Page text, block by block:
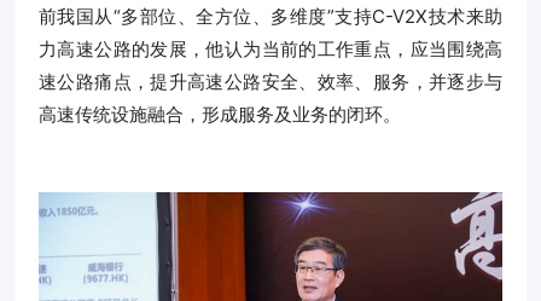
前我国从“多部位、全方位、多维度”支持C-V2X技术来助
力高速公路的发展，他认为当前的工作重点，应当围绕高
速公路痛点，提升高速公路安全、效率、服务，并逐步与
高速传统设施融合，形成服务及业务的闭环。